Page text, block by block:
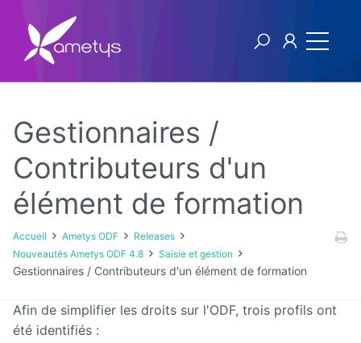
Ametys ODF
Licence
[1ers
pas]
Publier
son offre
formation
à partir
de
Gestionnaires /
Contributeurs d'un
élément de formation
Accueil Ametys ODF
Releases
Nouveautés Ametys ODF 4.8
Saisie et gestion
Gestionnaires / Contributeurs d'un élément de formation
Afin de simplifier les droits sur l'ODF, trois profils ont
été identifiés :